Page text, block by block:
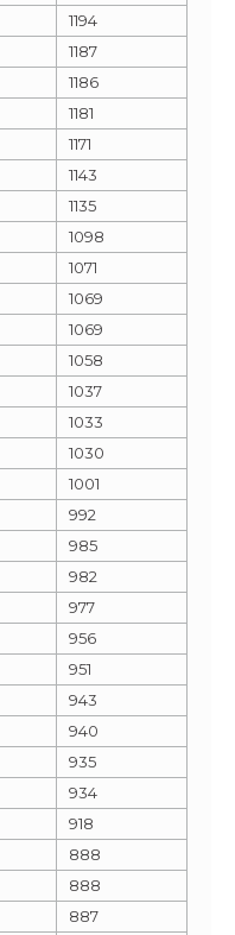
1194
1187
1186
1181
1171
1143
1135
1098
1071
1069
1069
1058
1037
1033
1030
1001
992
985
982
977
956
951
943
940
935
934
918
888
888
887